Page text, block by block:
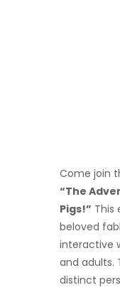
Come join
“The
Pigs!” This
beloved
interactive
and adults.
distinct